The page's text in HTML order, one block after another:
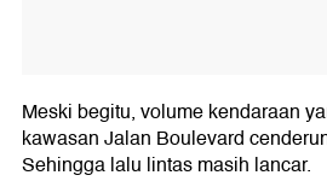
Meski begitu, volume kendaraan
kawasan Jalan Boulevard
Sehingga lalu lintas masih lancar.